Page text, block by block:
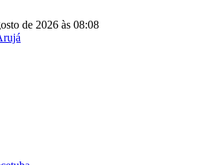
de 2026 às 08:08